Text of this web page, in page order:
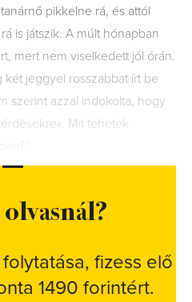
pikkelne rá, és attól
is játszik. A múlt hónapban
mert nem viselkedett jól órán.
jeggyel rosszabbat írt be
szerint azzal indokolta, hogy
Mit tehetek
fizess elő
1490 forintért.